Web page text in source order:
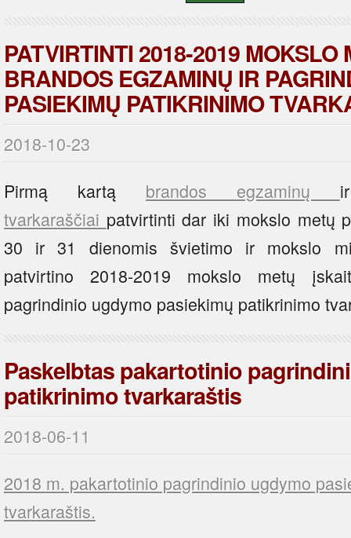
PATVIRTINTI 2018-2019 MOKSLO
BRANDOS EGZAMINŲ IR
PASIEKIMŲ PATIKRINIMO
2018-10-23
Pirmą kartą brandos egzaminų
tvarkaraščiai patvirtinti dar iki mokslo metų
30 ir 31 dienomis švietimo ir mokslo
patvirtino 2018-2019 mokslo metų
pagrindinio ugdymo pasiekimų patikrinimo
Paskelbtas pakartotinio
patikrinimo tvarkaraštis
2018-06-11
2018 m. pakartotinio pagrindinio ugdymo
tvarkaraštis.